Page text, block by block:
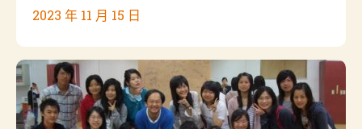
2023 年 11 月 15 日